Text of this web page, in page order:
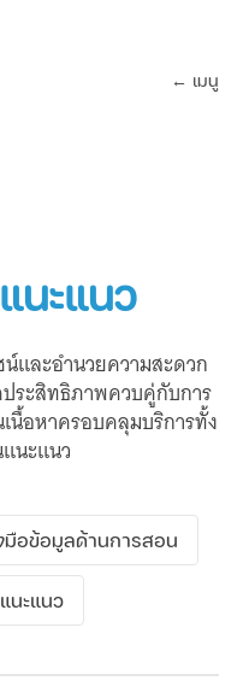
← เมนู
นะแนว
และอำนวยความสะดวก
ระสิทธิภาพควบคู่กับการ
อหาครอบคลุมบริการทั้ง
นะแนว
มือข้อมูลด้านการสอน
นะแนว